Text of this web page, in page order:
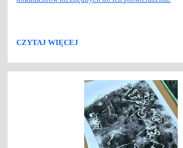
REKRUTACJA
PODSTAWOWEJ:
CZYTAJ WIĘCEJ